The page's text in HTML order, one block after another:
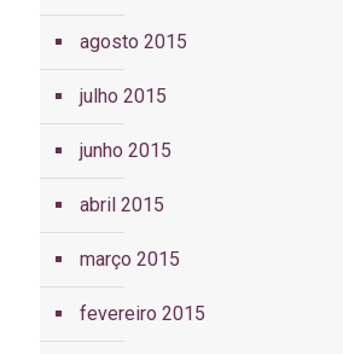
agosto 2015
julho 2015
junho 2015
abril 2015
março 2015
fevereiro 2015